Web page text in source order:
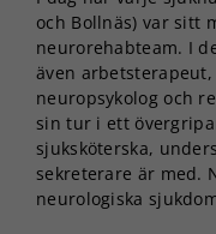
och Bollnäs) var sitt
neurorehabteam. I
även
neuropsykolog och
sin tur i ett
sjuksköterska,
sekreterare är med.
neurologiska